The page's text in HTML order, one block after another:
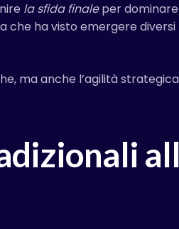
la sfida finaleper dominare
che ha visto emergere
ma anche l’agilità